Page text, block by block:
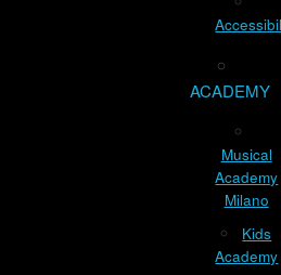
ACADEMY
Musical
Academy
Milano
Kids
Academy